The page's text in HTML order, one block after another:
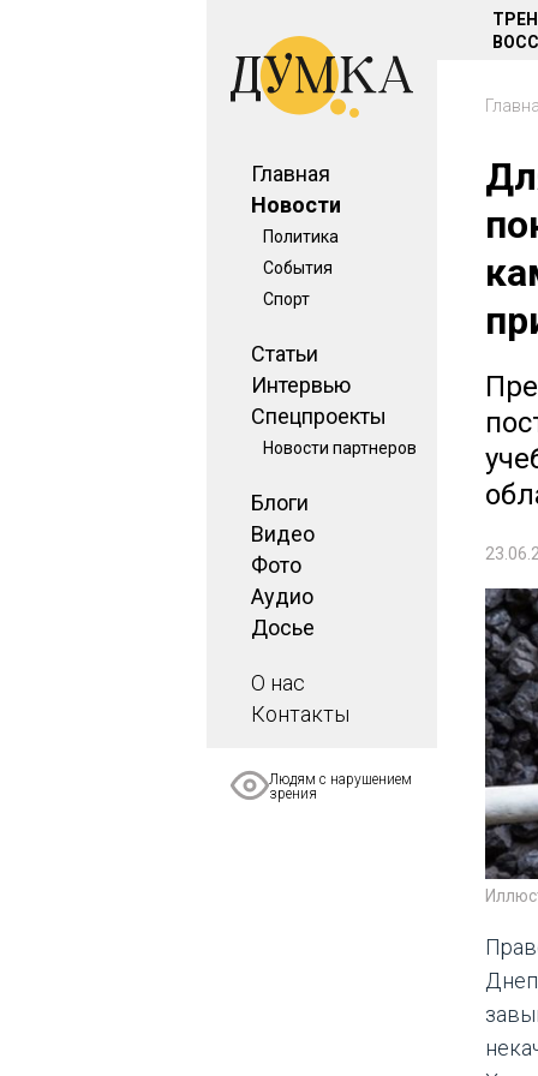
Главная
Новости
Политика
События
Спорт
Статьи
Интервью
Спецпроекты
Новости партнеров
Блоги
Видео
Фото
Аудио
Досье
О нас
Контакты
Людям с нарушением
зрения